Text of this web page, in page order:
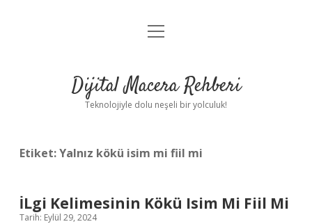
Anasayfa
Yasal Uyarı
menüyü
Dijital Macera Rehberi
Teknolojiyle dolu neşeli bir yolculuk!
Etiket:Yalnız kökü isim mi fiil mi
İLgi Kelimesinin Kökü Isim Mi Fiil Mi
Tarih: Eylül 29, 2024